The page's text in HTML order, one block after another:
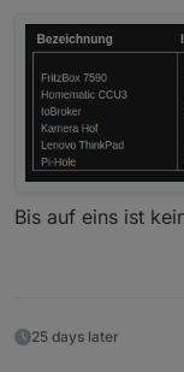
Bis auf eins ist
25 days later